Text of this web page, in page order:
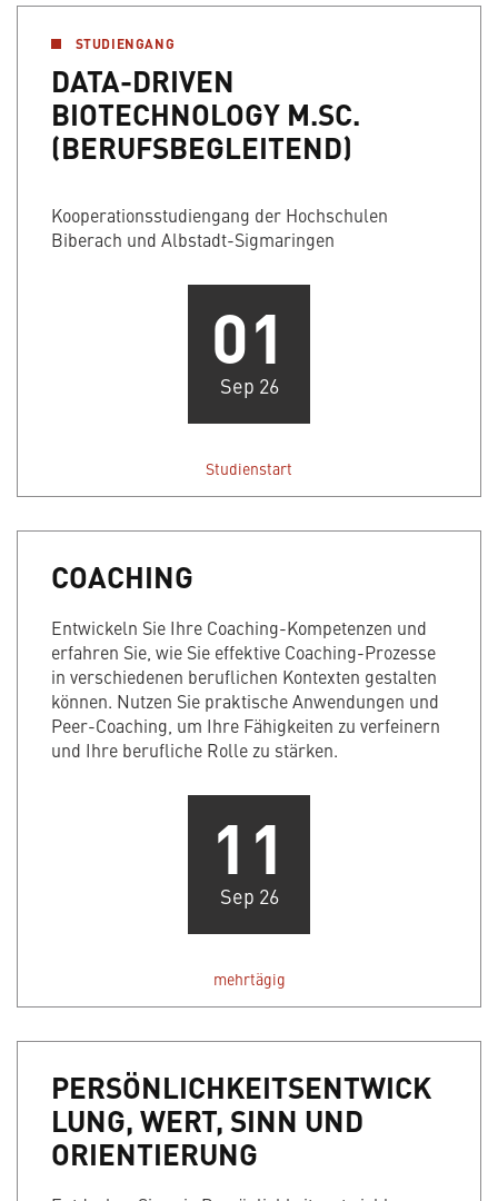
STUDIENGANG
DATA-DRIVEN
BIOTECHNOLOGY M.SC.
(BERUFSBEGLEITEND)
Kooperationsstudiengang der Hochschulen
Biberach und Albstadt-Sigmaringen
01
Sep 26
Studienstart
COACHING
Entwickeln Sie Ihre Coaching-Kompetenzen und
erfahren Sie, wie Sie effektive Coaching-Prozesse
in verschiedenen beruflichen Kontexten gestalten
können. Nutzen Sie praktische Anwendungen und
Peer-Coaching, um Ihre Fähigkeiten zu verfeinern
und Ihre berufliche Rolle zu stärken.
11
Sep 26
mehrtägig
PERSÖNLICHKEITSENTWICK
LUNG, WERT, SINN UND
ORIENTIERUNG